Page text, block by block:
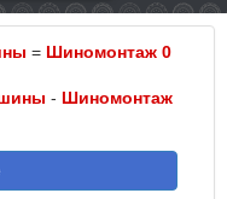
= Шиномонтаж 0
- Шиномонтаж